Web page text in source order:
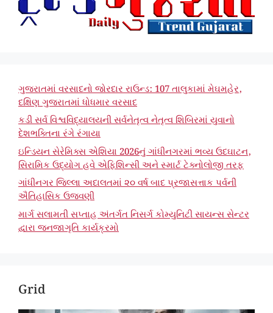
ગુજરાતમાં વરસાદનો જોરદાર રાઉન્ડ: 107 તાલુકામાં મેઘમહેર,
દક્ષિણ ગુજરાતમાં ધોધમાર વરસાદ
કડી સર્વ વિશ્વવિદ્યાલયની સર્વનેતૃત્વ નેતૃત્વ શિબિરમાં યુવાનો
દેશભક્તિના રંગે રંગાયા
ઇન્ડિયન સેરેમિક્સ એશિયા 2026નું ગાંધીનગરમાં ભવ્ય ઉદઘાટન,
સિરામિક ઉદ્યોગ હવે એફિશિન્સી અને સ્માર્ટ ટેક્નોલોજી તરફ
ગાંધીનગર જિલ્લા અદાલતમાં ૨૦ વર્ષ બાદ પ્રજાસત્તાક પર્વની
ઐતિહાસિક ઉજવણી
માર્ગ સલામતી સપ્તાહ અંતર્ગત નિસર્ગ કોમ્યુનિટી સાયન્સ સેન્ટર
દ્વારા જનજાગૃતિ કાર્યક્રમો
Grid